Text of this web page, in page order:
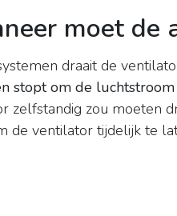
moet de
draait de
stopt om de
zelfstandig zou moeten
de ventilator tijdelijk te